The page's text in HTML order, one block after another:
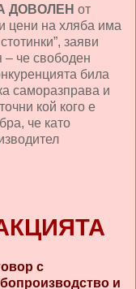
ДОВОЛЕН от
цени на хляба има
заяви
– че свободен
била
саморазправа и
кой кого е
че като
с
и